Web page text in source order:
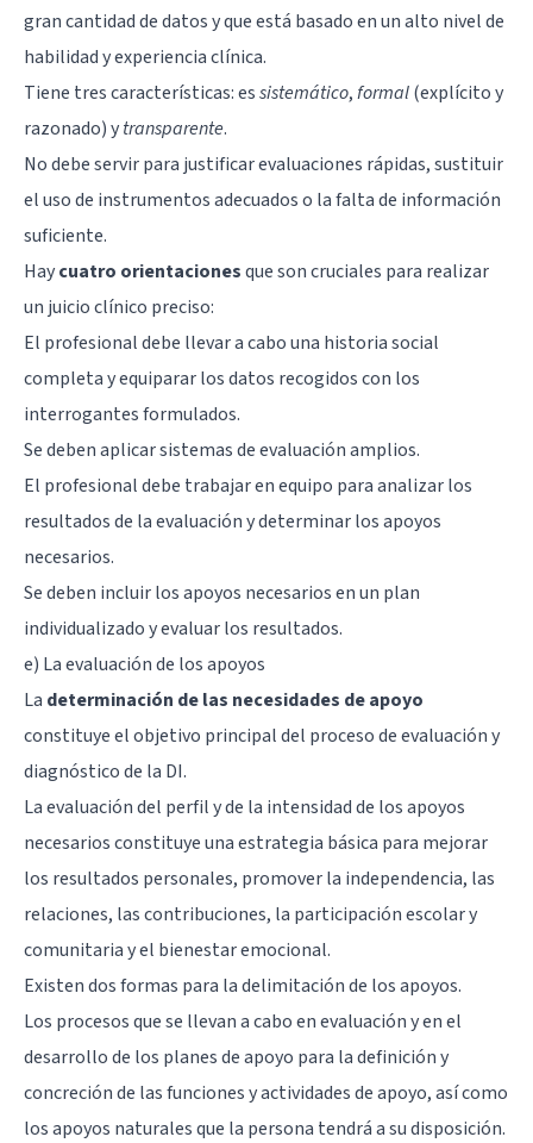
gran cantidad de datos y que está basado en un alto nivel de
habilidad y experiencia clínica.
Tiene tres características: essistemático,formal(explícito y
razonado) ytransparente.
No debe servir para justificar evaluaciones rápidas, sustituir
el uso de instrumentos adecuados o la falta de información
suficiente.
Haycuatro orientacionesque son cruciales para realizar
un juicio clínico preciso:
El profesional debe llevar a cabo una historia social
completa y equiparar los datos recogidos con los
interrogantes formulados.
Se deben aplicar sistemas de evaluación amplios.
El profesional debe trabajar en equipo para analizar los
resultados de la evaluación y determinar los apoyos
necesarios.
Se deben incluir los apoyos necesarios en un plan
individualizado y evaluar los resultados.
e) La evaluación de los apoyos
La determinación de las necesidades de apoyo
constituye el objetivo principal del proceso de evaluación y
diagnóstico de la DI.
La evaluación del perfil y de la intensidad de los apoyos
necesarios constituye una estrategia básica para mejorar
los resultados personales, promover la independencia, las
relaciones, las contribuciones, la participación escolar y
comunitaria y el bienestar emocional.
Existen dos formas para la delimitación de los apoyos.
Los procesos que se llevan a cabo en evaluación y en el
desarrollo de los planes de apoyo para la definición y
concreción de las funciones y actividades de apoyo, así como
los apoyos naturales que la persona tendrá a su disposición.